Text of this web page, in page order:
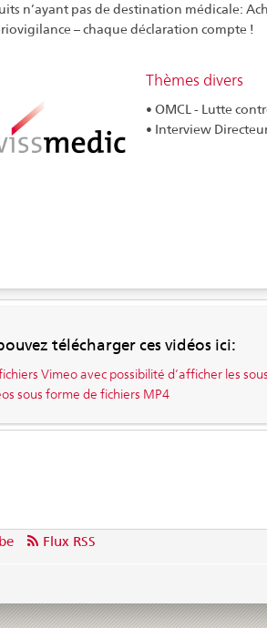
n’ayant pas de destination médicale:
– chaque déclaration compte !
Thèmes divers
• OMCL - Lutte
• Interview
télécharger ces vidéos ici:
Vimeo avec possibilité d’afficher les
sous forme de fichiers MP4
Flux RSS